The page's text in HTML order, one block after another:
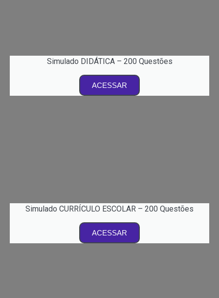
Simulado DIDÁTICA – 200 Questões
ACESSAR
Simulado CURRÍCULO ESCOLAR – 200 Questões
ACESSAR